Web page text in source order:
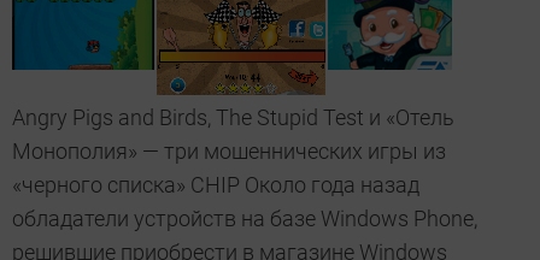
Angry Pigs and Birds, The Stupid Test и «Отель
Монополия» — три мошеннических игры из
«черного списка» CHIP Около года назад
обладатели устройств на базе Windows Phone,
решившие приобрести в магазине Windows